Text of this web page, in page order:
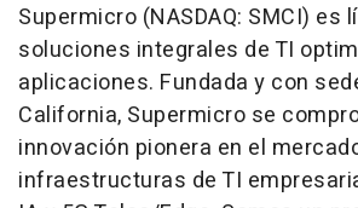
Supermicro (NASDAQ: SMCI) es
soluciones integrales de TI
aplicaciones. Fundada y con
California, Supermicro se
innovación pionera en el
infraestructuras de TI